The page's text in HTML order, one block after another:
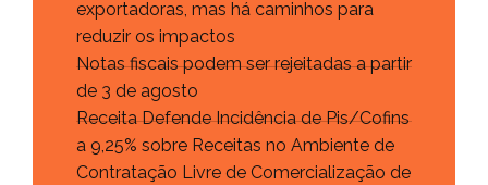
exportadoras, mas há caminhos para
reduzir os impactos
Notas fiscais podem ser rejeitadas a partir
de 3 de agosto
Receita Defende Incidência de Pis/Cofins
a 9,25% sobre Receitas no Ambiente de
Contratação Livre de Comercialização de